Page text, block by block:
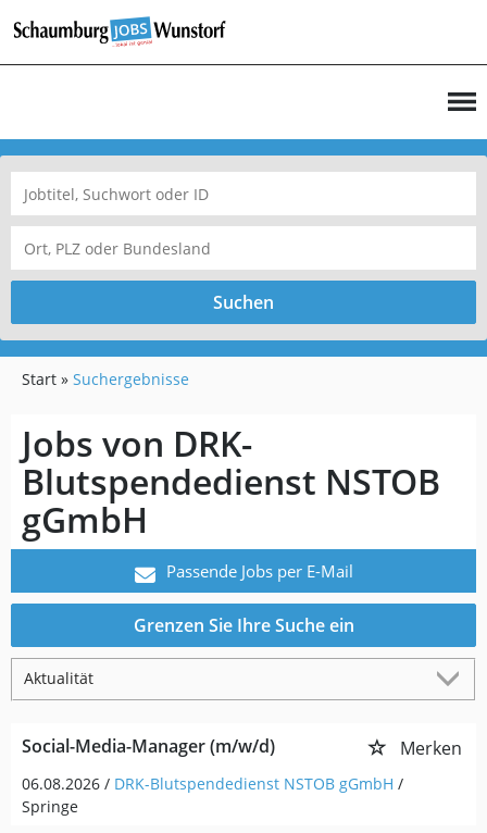
Suchen
Start Suchergebnisse
Jobs von DRK-
Blutspendedienst NSTOB
gGmbH
Passende Jobs per E-Mail
Grenzen Sie Ihre Suche ein
Social-Media-Manager (m/w/d) Merken
06.08.2026 / DRK-Blutspendedienst NSTOB gGmbH /
Springe